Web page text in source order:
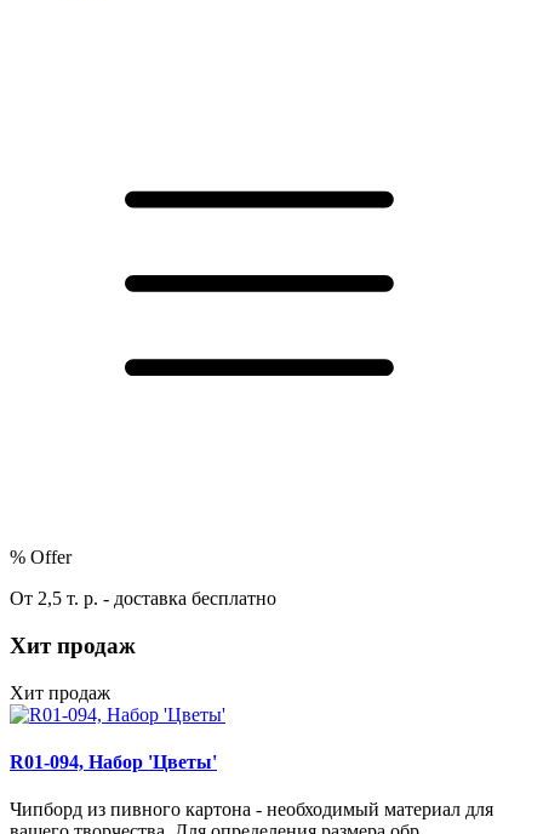
% Offer
От 2,5 т. р. - доставка бесплатно
Хит продаж
Хит продаж
R01-094, Набор 'Цветы'
Чипборд из пивного картона - необходимый материал для